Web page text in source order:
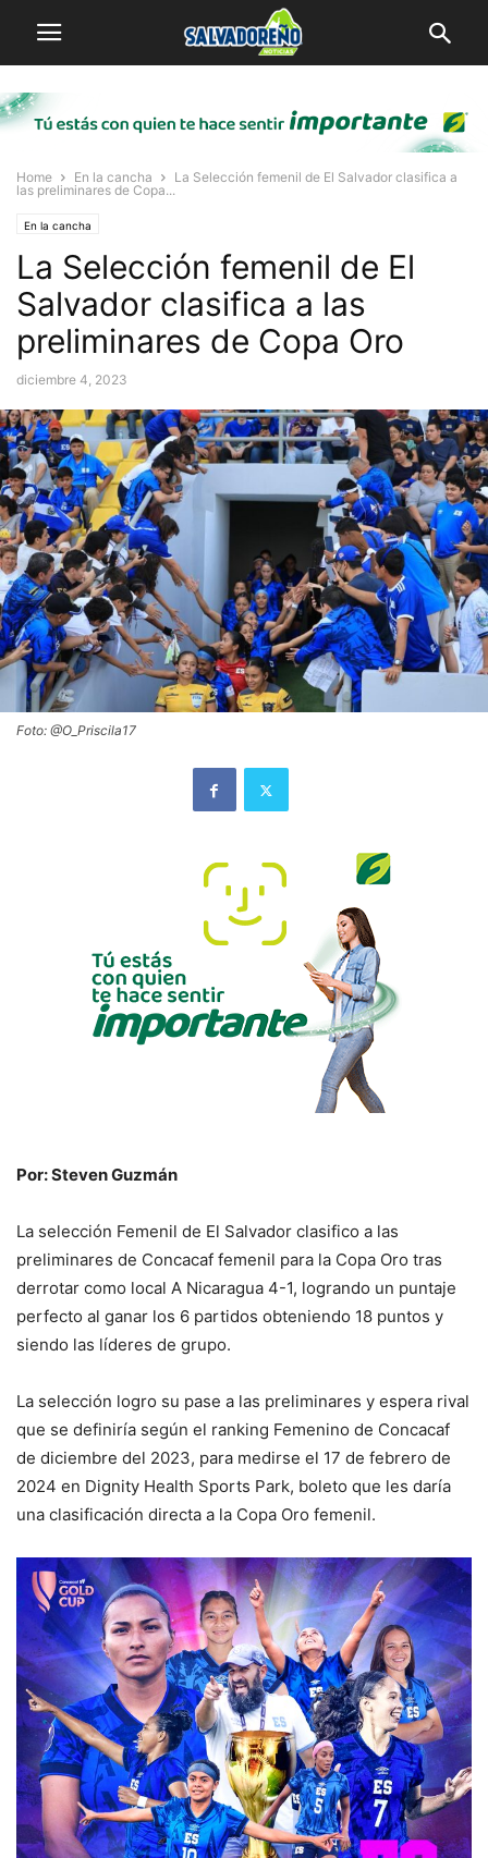
Home En la cancha
La Selección femenil de El Salvador clasifica a
las preliminares de Copa...
En la cancha
La Selección femenil de El
Salvador clasifica a las
preliminares de Copa Oro
diciembre 4, 2023
Foto: @O_Priscila17
Por: Steven Guzmán
La selección Femenil de El Salvador clasifico a las
preliminares de Concacaf femenil para la Copa Oro tras
derrotar como local A Nicaragua 4-1, logrando un puntaje
perfecto al ganar los 6 partidos obteniendo 18 puntos y
siendo las líderes de grupo.
La selección logro su pase a las preliminares y espera rival
que se definiría según el ranking Femenino de Concacaf
de diciembre del 2023, para medirse el 17 de febrero de
2024 en Dignity Health Sports Park, boleto que les daría
una clasificación directa a la Copa Oro femenil.